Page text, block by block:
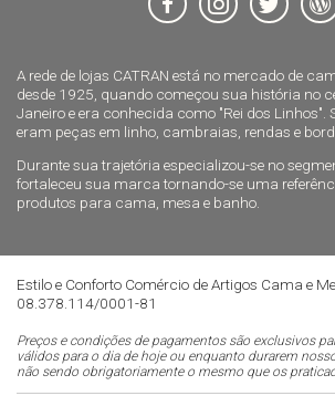
A rede de lojas CATRAN está no mercado de
desde 1925, quando começou sua história no
Janeiro e era conhecida como "Rei dos Linhos".
eram peças em linho, cambraias, rendas e
Durante sua trajetória especializou-se no
fortaleceu sua marca tornando-se uma
produtos para cama, mesa e banho.
Estilo e Conforto Comércio de Artigos Cama e
08.378.114/0001-81
Preços e condições de pagamentos são exclusivos
válidos para o dia de hoje ou enquanto durarem
não sendo obrigatoriamente o mesmo que os